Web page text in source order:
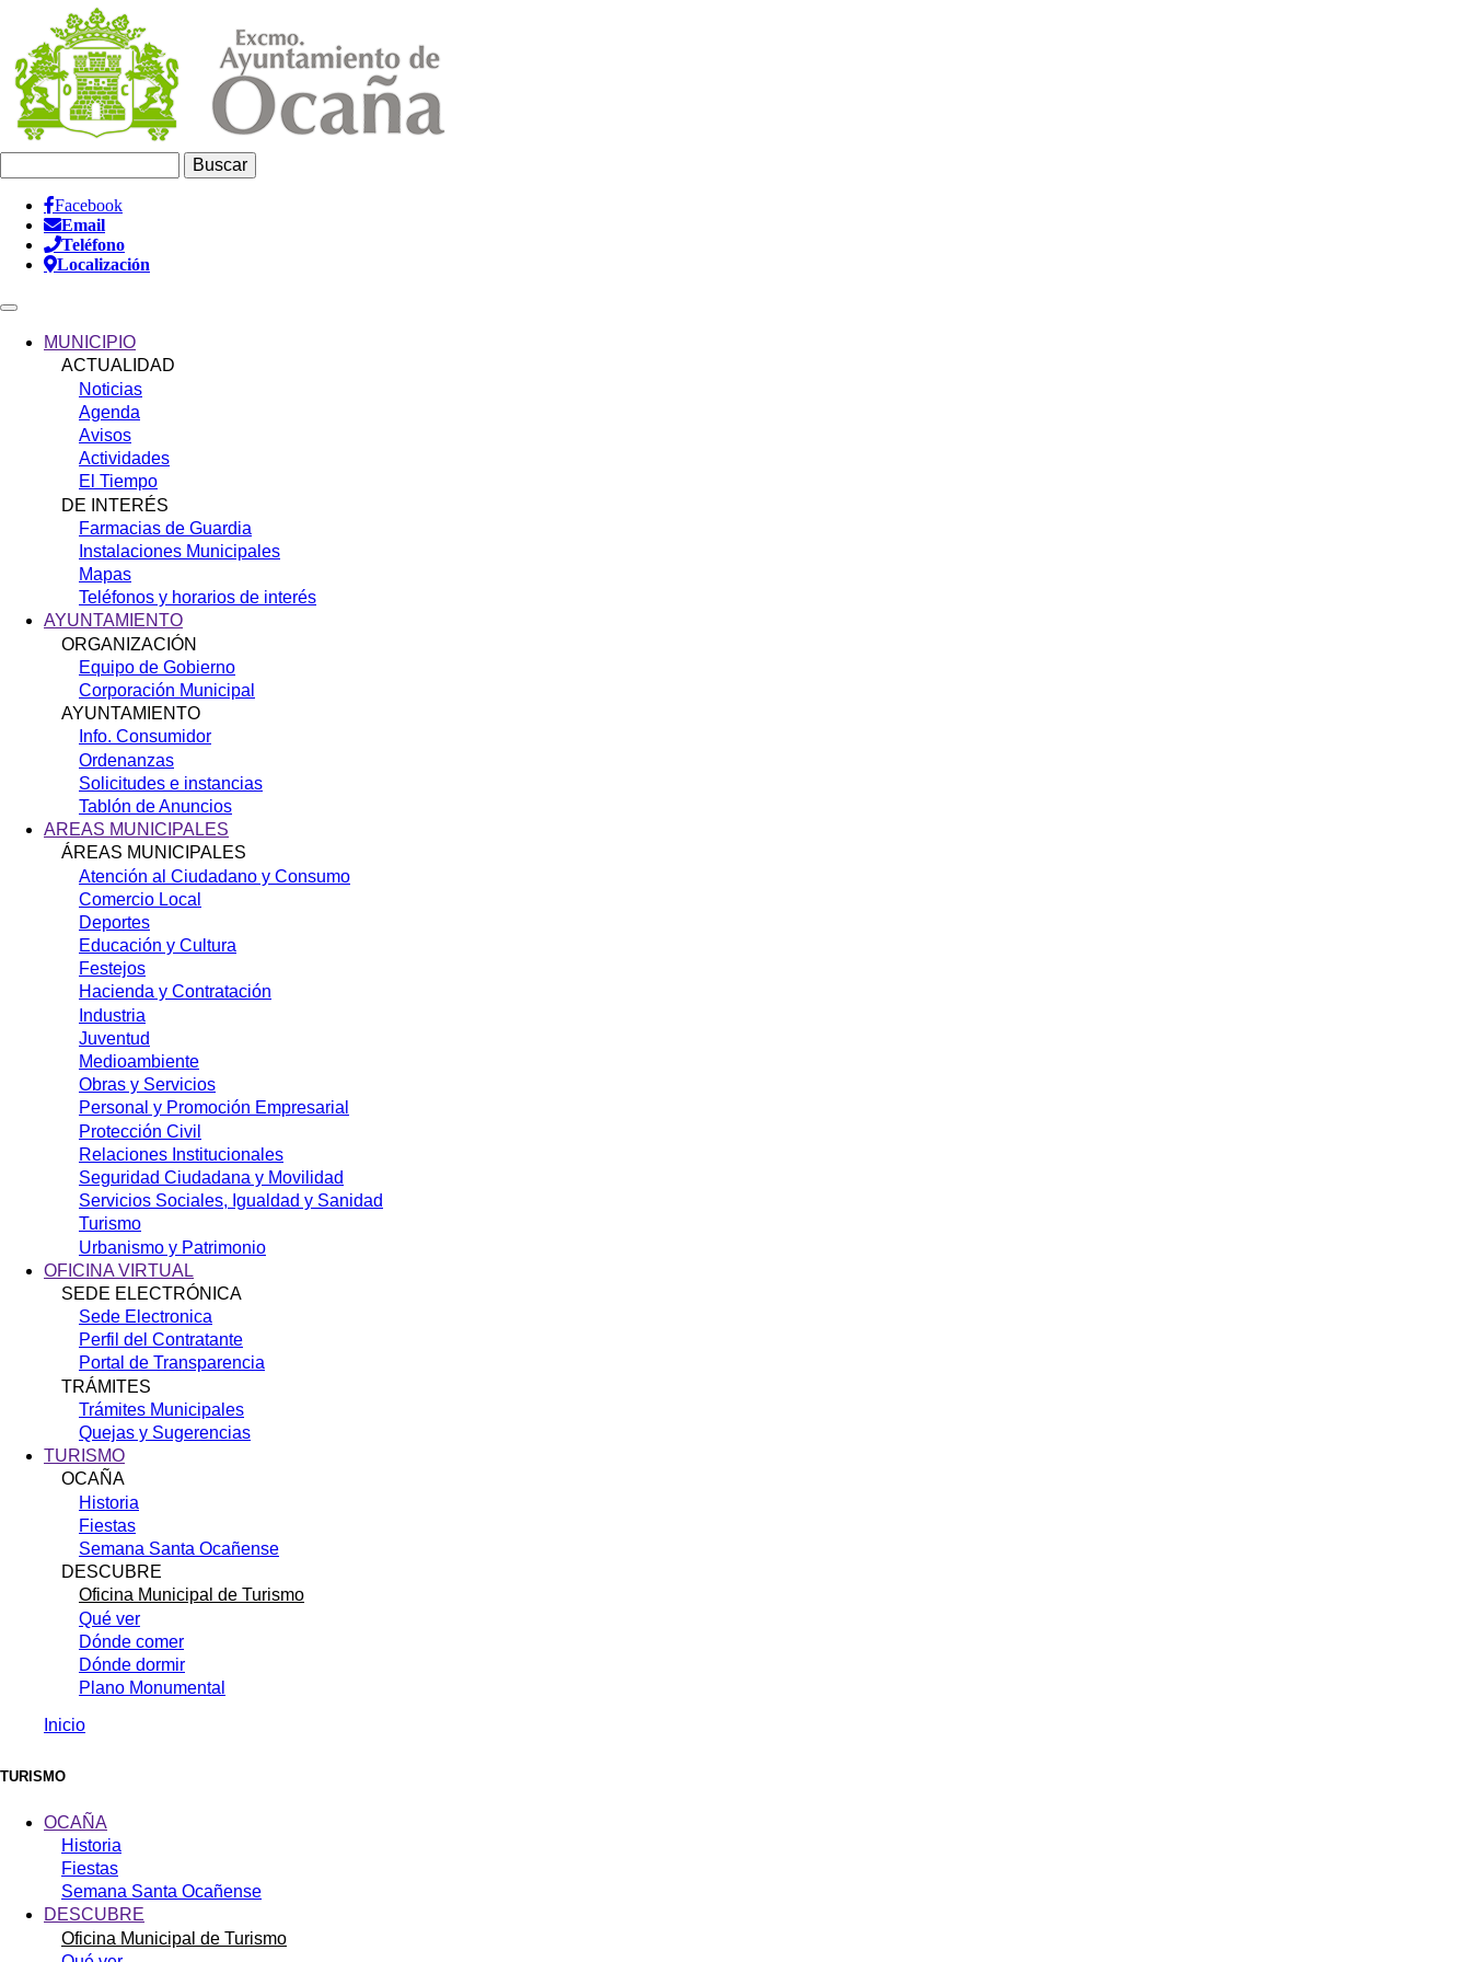
contenido
principal
Información
Header
Facebook
Email
Teléfono
Localización
navigationMUNICIPIO
ACTUALIDAD
Noticias
Agenda
Avisos
Actividades
El Tiempo
DE INTERÉS
Farmacias de Guardia
Instalaciones Municipales
Mapas
Teléfonos y horarios de interés
AYUNTAMIENTO
ORGANIZACIÓN
Equipo de Gobierno
Corporación Municipal
AYUNTAMIENTO
Info. Consumidor
Ordenanzas
Solicitudes e instancias
Tablón de Anuncios
AREAS MUNICIPALES
ÁREAS MUNICIPALES
Atención al Ciudadano y Consumo
Comercio Local
Deportes
Educación y Cultura
Festejos
Hacienda y Contratación
Industria
Juventud
Medioambiente
Obras y Servicios
Personal y Promoción Empresarial
Protección Civil
Relaciones Institucionales
Seguridad Ciudadana y Movilidad
Servicios Sociales, Igualdad y Sanidad
Turismo
Urbanismo y Patrimonio
OFICINA VIRTUAL
SEDE ELECTRÓNICA
Sede Electronica
Perfil del Contratante
Portal de Transparencia
TRÁMITES
Trámites Municipales
Quejas y Sugerencias
TURISMO
OCAÑA
Historia
Fiestas
Semana Santa Ocañense
DESCUBRE
Oficina Municipal de Turismo
Qué ver
Dónde comer
Dónde dormir
Plano Monumental
enlaces
de
ayuda
navegación
Inicio
TURISMO
OCAÑA
Historia
Fiestas
Semana Santa Ocañense
DESCUBRE
Oficina Municipal de Turismo